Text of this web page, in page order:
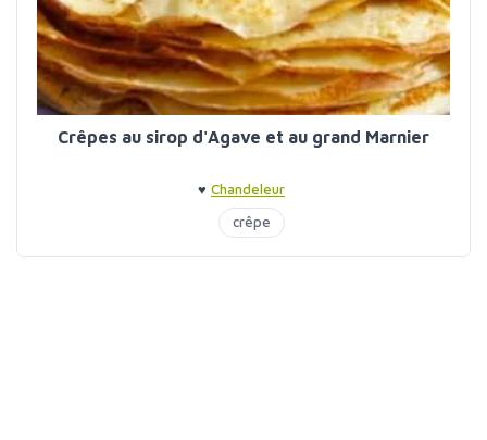
Crêpes au sirop d'Agave et au grand Marnier
♥ Chandeleur
crêpe